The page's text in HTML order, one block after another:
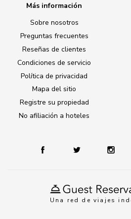
Una red de viajes
Más información
Sobre nosotros
Preguntas frecuentes
Reseñas de clientes
Condiciones de servicio
Política de privacidad
Mapa del sitio
Registre su propiedad
No afiliación a hoteles